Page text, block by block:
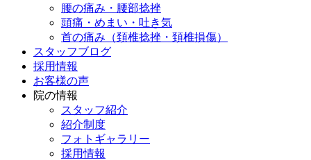
腰の痛み・腰部捻挫
頭痛・めまい・吐き気
首の痛み（頚椎捻挫・頚椎損傷）
スタッフブログ
採用情報
お客様の声
院の情報
スタッフ紹介
紹介制度
フォトギャラリー
採用情報